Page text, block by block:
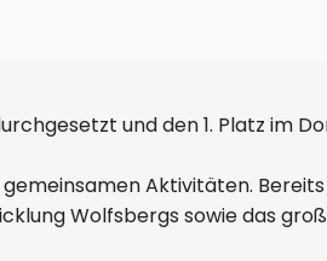
und den 1. Platz im
Aktivitäten.
Wolfsbergs sowie das